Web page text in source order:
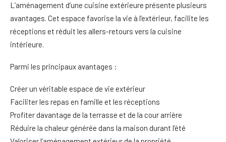
L’aménagement d’une cuisine extérieure présente plusieurs
avantages. Cet espace favorise la vie à l’extérieur, facilite les
réceptions et réduit les allers-retours vers la cuisine
intérieure.
Parmi les principaux avantages :
Créer un véritable espace de vie extérieur
Faciliter les repas en famille et les réceptions
Profiter davantage de la terrasse et de la cour arrière
Réduire la chaleur générée dans la maison durant l’été